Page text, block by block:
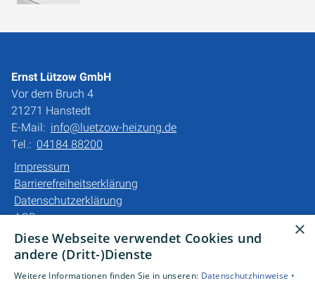
Ernst Lützow GmbH
Vor dem Bruch 4
21271 Hanstedt
E-Mail: info@luetzow-heizung.de
Tel.: 04184 88200
Impressum
Barrierefreiheitserklärung
Datenschutzerklärung
AGB
Unsere Bereiche
×
Diese Webseite verwendet Cookies und
andere (Dritt-)Dienste
Weitere Informationen finden Sie in unseren: Datenschutzhinweise •